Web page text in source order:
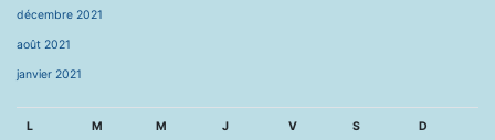
décembre 2021
août 2021
janvier 2021
L M M J V S D